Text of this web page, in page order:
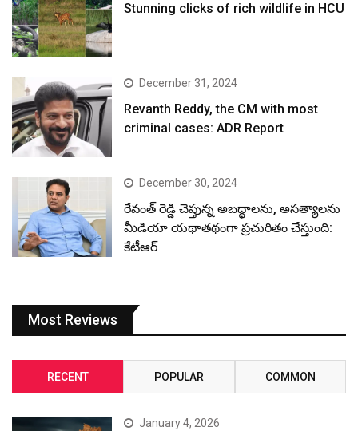
Stunning clicks of rich wildlife in HCU
December 31, 2024
Revanth Reddy, the CM with most
criminal cases: ADR Report
December 30, 2024
రేవంత్ రెడ్డి చెప్తున్న అబద్ధాలను, అసత్యాలను
మీడియా యథాతథంగా ప్రచురితం చేస్తుంది:
కేటీఆర్
Most Reviews
RECENT POPULAR COMMON
January 4, 2026